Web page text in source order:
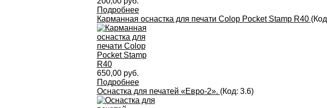
Подробнее
Карманная оснастка для печати Colop Pocket Stamp R40
650,00 руб.
Подробнее
Оснастка для печатей «Евро-2». (Код: 3.6)